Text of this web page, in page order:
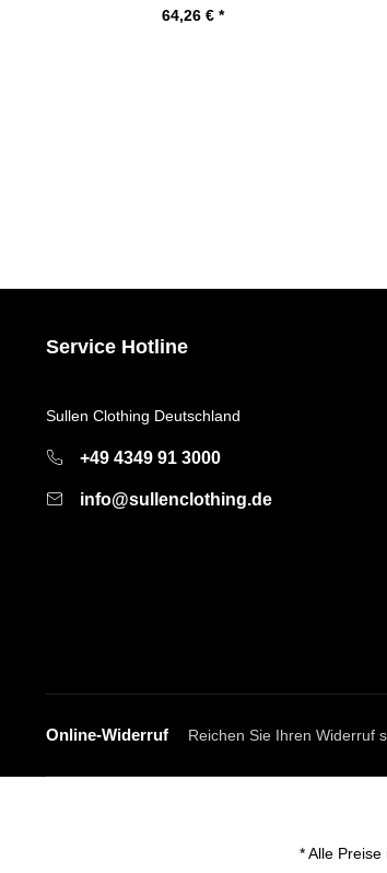
64,26 € *
Service Hotline
Sullen Clothing Deutschland
+49 4349 91 3000
info@sullenclothing.de
Online-Widerruf Reichen Sie Ihren Widerruf
* Alle